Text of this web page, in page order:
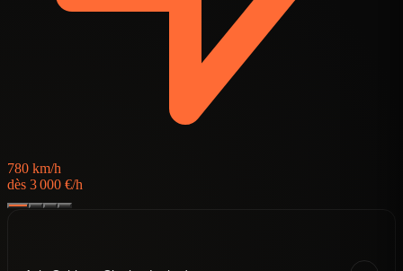
780 km/h
dès 3 000 €/h